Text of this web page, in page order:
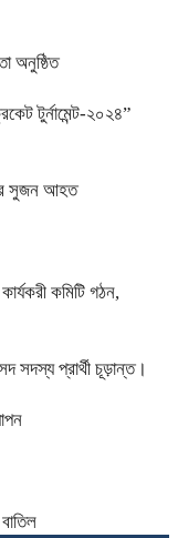
অনুষ্ঠিত
টুর্নামেন্ট-২০২৪”
সুজন আহত
কমিটি গঠন,
সদস্য প্রার্থী চূড়ান্ত।